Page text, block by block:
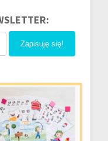
Zapisuję się!